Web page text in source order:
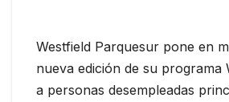
Westfield Parquesur pone en
nueva edición de su programa
a personas desempleadas